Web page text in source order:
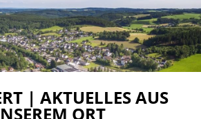
| AKTUELLES AUS
ORT